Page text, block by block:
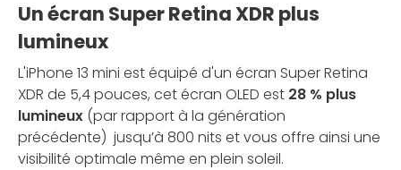
Un écran Super Retina XDR plus
lumineux
L'iPhone 13 mini est équipé d'un écran Super Retina
XDR de 5,4 pouces, cet écran OLED est 28 % plus
lumineux (par rapport à la génération
précédente) jusqu’à 800 nits et vous offre ainsi une
visibilité optimale même en plein soleil.